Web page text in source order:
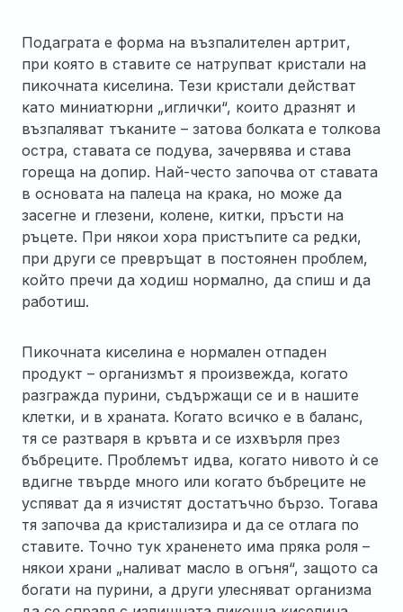
Подаграта е форма на възпалителен артрит,
при която в ставите се натрупват кристали на
пикочната киселина. Тези кристали действат
като миниатюрни „иглички“, които дразнят и
възпаляват тъканите – затова болката е толкова
остра, ставата се подува, зачервява и става
гореща на допир. Най-често започва от ставата
в основата на палеца на крака, но може да
засегне и глезени, колене, китки, пръсти на
ръцете. При някои хора пристъпите са редки,
при други се превръщат в постоянен проблем,
който пречи да ходиш нормално, да спиш и да
работиш.
Пикочната киселина е нормален отпаден
продукт – организмът я произвежда, когато
разгражда пурини, съдържащи се и в нашите
клетки, и в храната. Когато всичко е в баланс,
тя се разтваря в кръвта и се изхвърля през
бъбреците. Проблемът идва, когато нивото ѝ се
вдигне твърде много или когато бъбреците не
успяват да я изчистят достатъчно бързо. Тогава
тя започва да кристализира и да се отлага по
ставите. Точно тук храненето има пряка роля –
някои храни „наливат масло в огъня“, защото са
богати на пурини, а други улесняват организма